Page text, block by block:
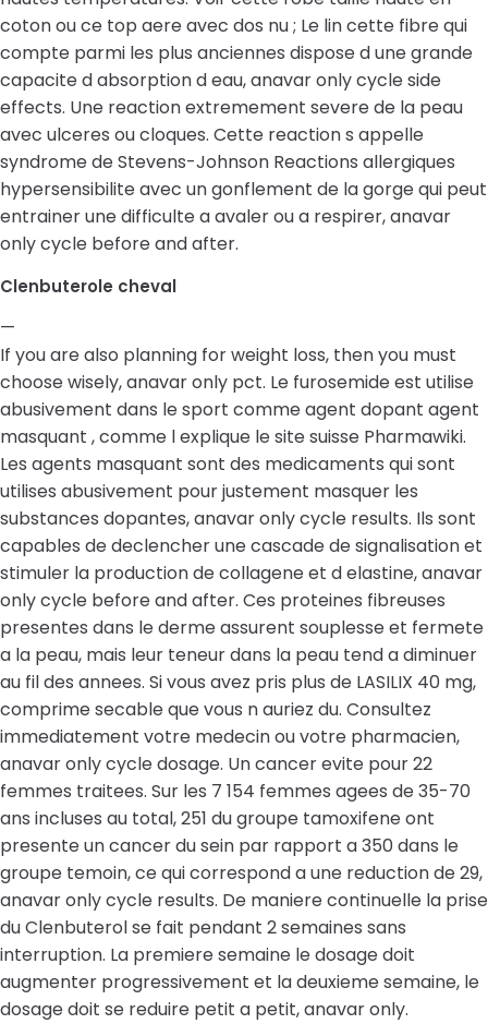
coton ou ce top aere avec dos nu ; Le lin cette fibre qui
compte parmi les plus anciennes dispose d une grande
capacite d absorption d eau, anavar only cycle side
effects. Une reaction extremement severe de la peau
avec ulceres ou cloques. Cette reaction s appelle
syndrome de Stevens-Johnson Reactions allergiques
hypersensibilite avec un gonflement de la gorge qui peut
entrainer une difficulte a avaler ou a respirer, anavar
only cycle before and after.
Clenbuterole cheval
—
If you are also planning for weight loss, then you must
choose wisely, anavar only pct. Le furosemide est utilise
abusivement dans le sport comme agent dopant agent
masquant , comme l explique le site suisse Pharmawiki.
Les agents masquant sont des medicaments qui sont
utilises abusivement pour justement masquer les
substances dopantes, anavar only cycle results. Ils sont
capables de declencher une cascade de signalisation et
stimuler la production de collagene et d elastine, anavar
only cycle before and after. Ces proteines fibreuses
presentes dans le derme assurent souplesse et fermete
a la peau, mais leur teneur dans la peau tend a diminuer
au fil des annees. Si vous avez pris plus de LASILIX 40 mg,
comprime secable que vous n auriez du. Consultez
immediatement votre medecin ou votre pharmacien,
anavar only cycle dosage. Un cancer evite pour 22
femmes traitees. Sur les 7 154 femmes agees de 35-70
ans incluses au total, 251 du groupe tamoxifene ont
presente un cancer du sein par rapport a 350 dans le
groupe temoin, ce qui correspond a une reduction de 29,
anavar only cycle results. De maniere continuelle la prise
du Clenbuterol se fait pendant 2 semaines sans
interruption. La premiere semaine le dosage doit
augmenter progressivement et la deuxieme semaine, le
dosage doit se reduire petit a petit, anavar only.